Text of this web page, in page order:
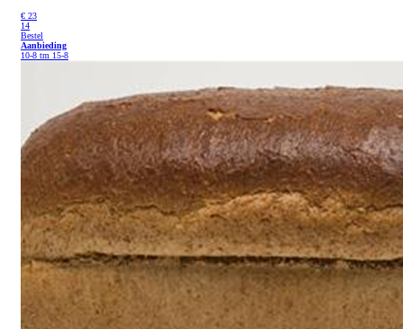
€ 23
14
Bestel
Aanbieding
10-8 tm 15-8